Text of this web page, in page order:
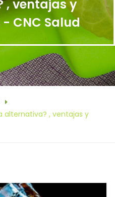
, ventajas y
CNC Salud
alternativa? , ventajas y